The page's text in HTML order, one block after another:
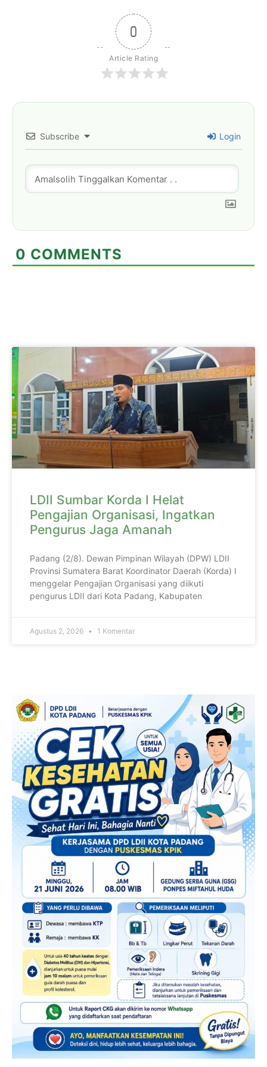
0
Article Rating
Subscribe Login
0 COMMENTS
LDII Sumbar Korda I Helat
Pengajian Organisasi, Ingatkan
Pengurus Jaga Amanah
Padang (2/8). Dewan Pimpinan Wilayah (DPW) LDII
Provinsi Sumatera Barat Koordinator Daerah (Korda) I
menggelar Pengajian Organisasi yang diikuti
pengurus LDII dari Kota Padang, Kabupaten
Agustus 2, 2026 1 Komentar